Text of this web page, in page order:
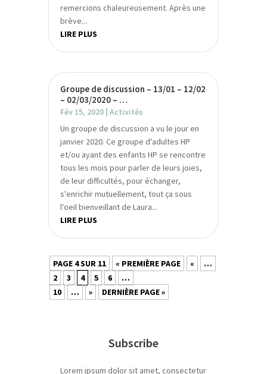
remercions chaleureusement. Après une
brève...
LIRE PLUS
Groupe de discussion – 13/01 – 12/02
– 02/03/2020 – …
Fév 15, 2020| Activités
Un groupe de discussion a vu le jour en
janvier 2020. Ce groupe d'adultes HP
et/ou ayant des enfants HP se rencontre
tous les mois pour parler de leurs joies,
de leur difficultés, pour échanger,
s'enrichir mutuellement, tout ça sous
l'oeil bienveillant de Laura...
LIRE PLUS
PAGE 4 SUR 11 « PREMIÈRE PAGE «
…
2
3 4 5 6
…
10
… » DERNIÈRE PAGE »
Subscribe
Lorem ipsum dolor sit amet, consectetur